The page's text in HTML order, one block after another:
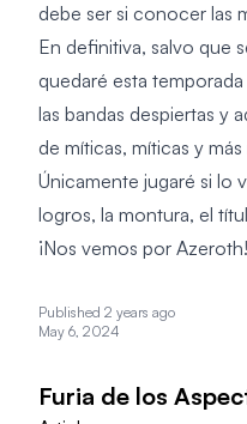
Furia de los
Published 2 years ago
May 6, 2024
debe ser si conocer las
En definitiva, salvo que
quedaré esta
las bandas despiertas y
de míticas, míticas y más
Únicamente jugaré si lo
logros, la montura, el
¡Nos vemos por Azeroth!